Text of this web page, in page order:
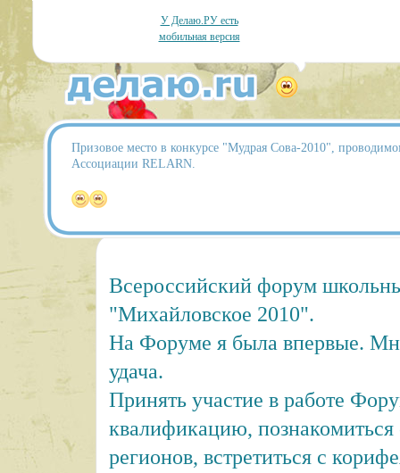
У Делаю.РУ есть
мобильная версия
Призовое место в конкурсе "Мудрая Сова-2010",
Ассоциации RELARN.
Всероссийский форум
"Михайловское 2010".
На Форуме я была впервые.
удача.
Принять участие в работе
квалификацию, познакомиться
регионов, встретиться с